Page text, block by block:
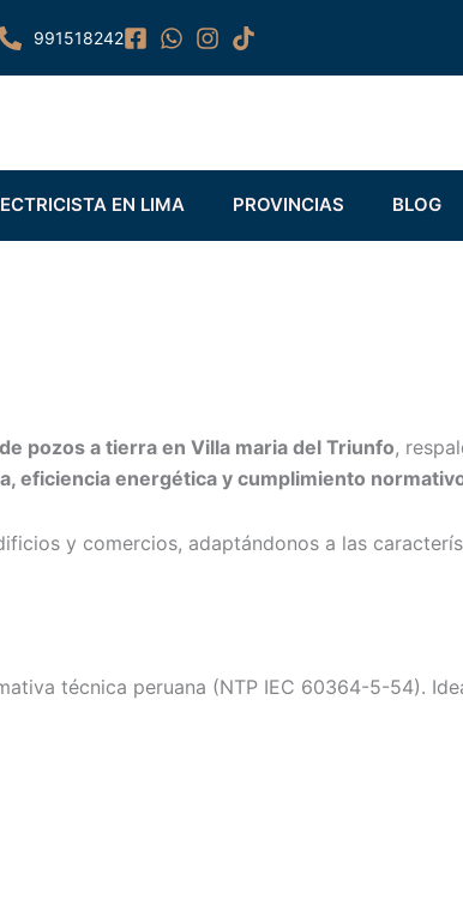
991518242
ACONDICIONADO
EN LIMA Abrir ELECTRICISTA EN LIMA
PROVINCIAS AbrirBLOG
pozos a tierra en Villa maria del Triunfo,
eficiencia energética y cumplimiento
y comercios, adaptándonos a las
técnica peruana (NTP IEC 60364-5-54).